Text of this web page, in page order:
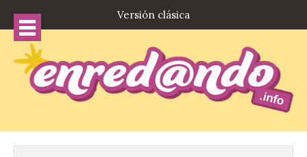
Versión clásica